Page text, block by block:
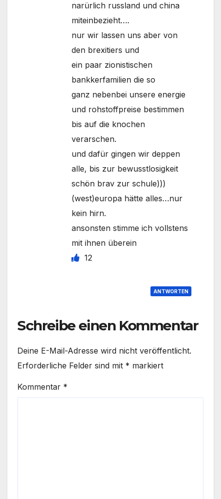
narürlich russland und china
miteinbezieht….
nur wir lassen uns aber von
den brexitiers und
ein paar zionistischen
bankkerfamilien die so
ganz nebenbei unsere energie
und rohstoffpreise bestimmen
bis auf die knochen
verarschen.
und dafür gingen wir deppen
alle, bis zur bewusstlosigkeit
schön brav zur schule)))
(west)europa hätte alles…nur
kein hirn.
ansonsten stimme ich vollstens
mit ihnen überein
12
ANTWORTEN
Schreibe einen Kommentar
Deine E-Mail-Adresse wird nicht veröffentlicht.
Erforderliche Felder sind mit * markiert
Kommentar *